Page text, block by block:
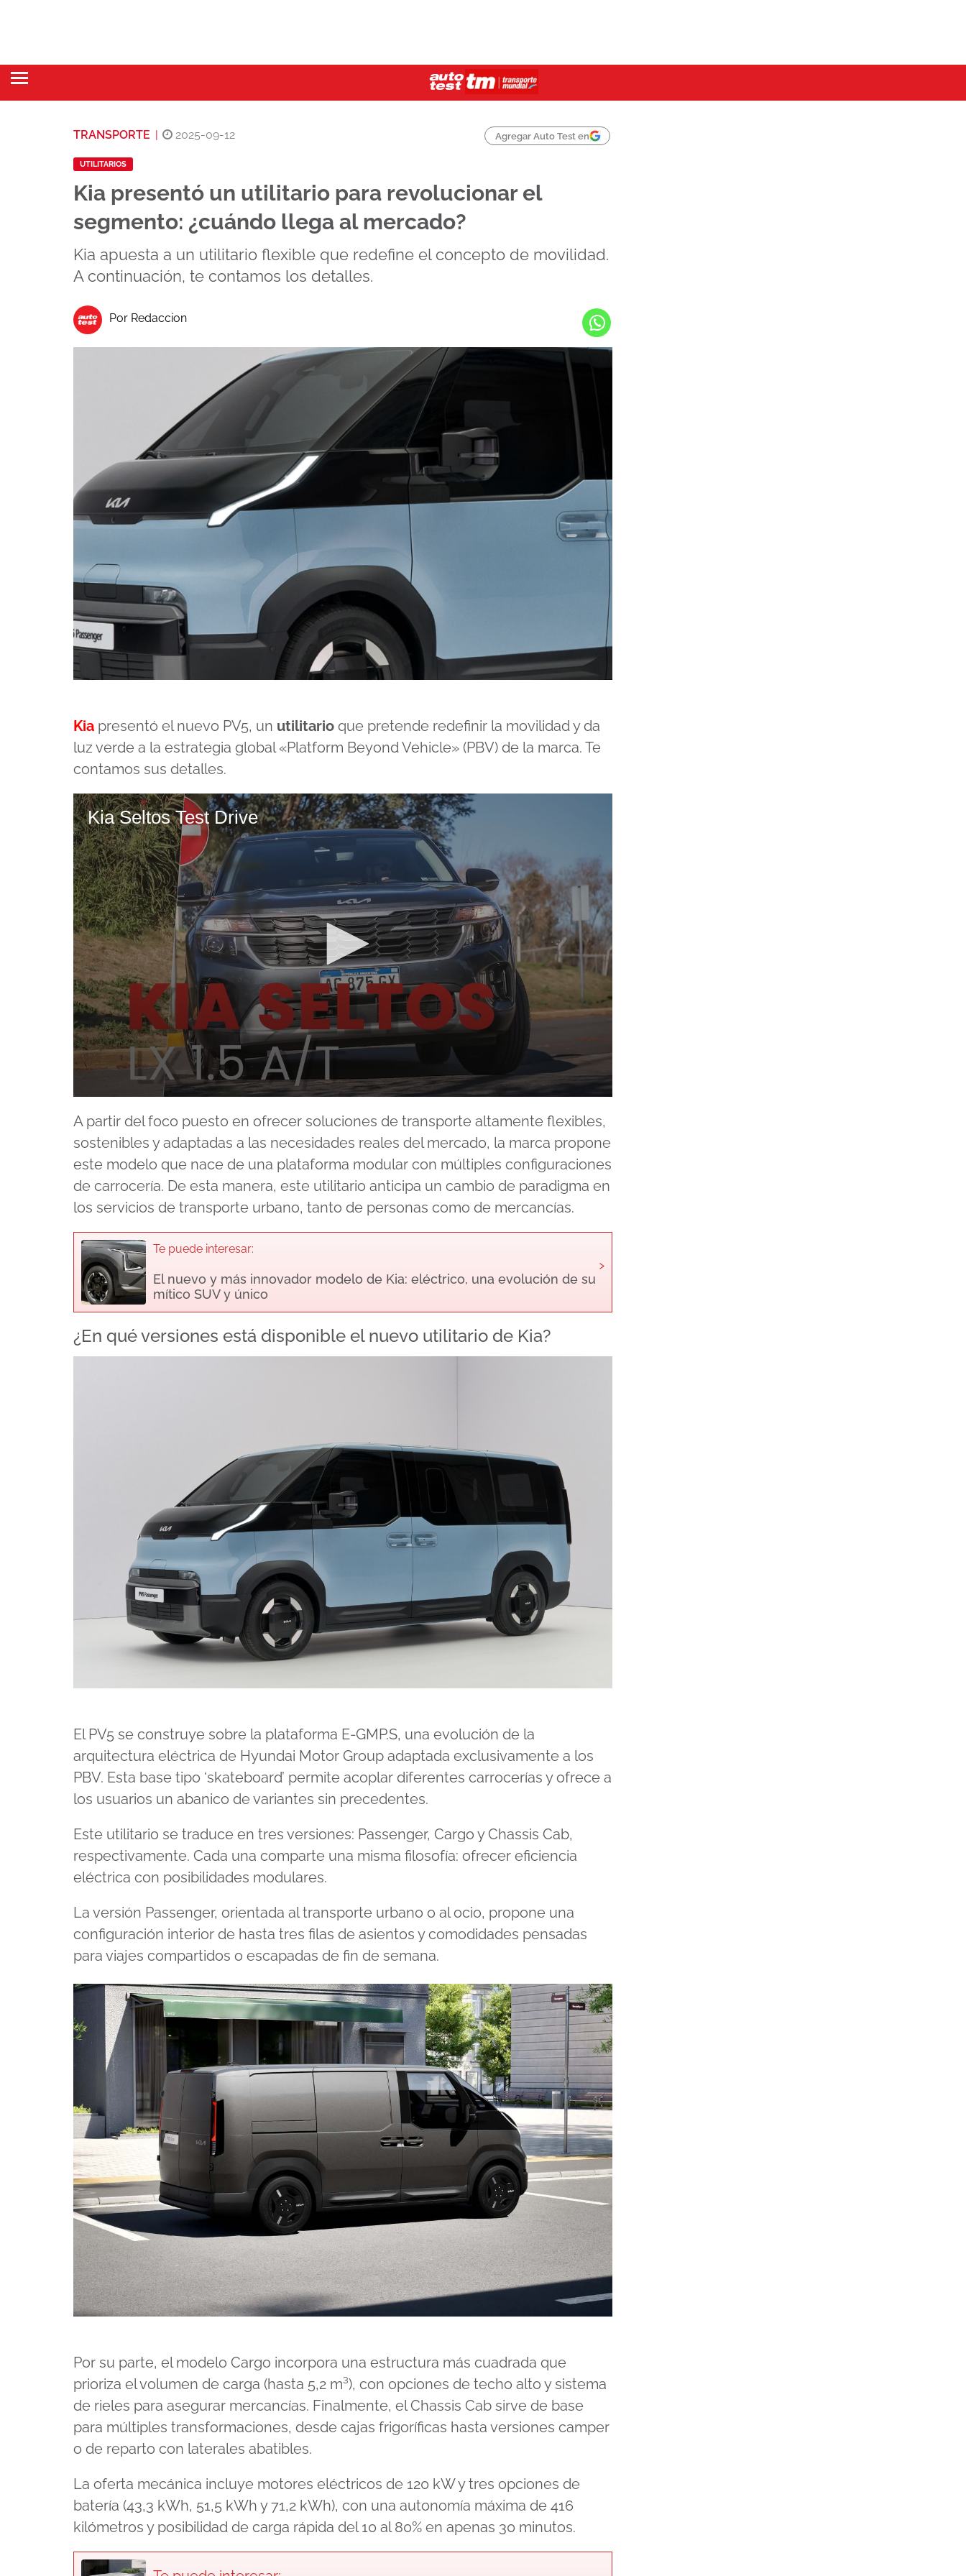
TRANSPORTE 2025-09-12 Agregar Auto Test en
UTILITARIOS
Kia presentó un utilitario para revolucionar el
segmento: ¿cuándo llega al mercado?
Kia apuesta a un utilitario flexible que redefine el concepto de movilidad.
A continuación, te contamos los detalles.
Por Redaccion
Kia presentó el nuevo PV5, un utilitario que pretende redefinir la movilidad y da
luz verde a la estrategia global «Platform Beyond Vehicle» (PBV) de la marca. Te
contamos sus detalles.
Kia Seltos Test Drive
seconds
of
minutes,
31
seconds Volume
90%
A partir del foco puesto en ofrecer soluciones de transporte altamente flexibles,
sostenibles y adaptadas a las necesidades reales del mercado, la marca propone
este modelo que nace de una plataforma modular con múltiples configuraciones
de carrocería. De esta manera, este utilitario anticipa un cambio de paradigma en
los servicios de transporte urbano, tanto de personas como de mercancías.
Te puede interesar:
El nuevo y más innovador modelo de Kia: eléctrico, una evolución de su
mítico SUV y único
›
¿En qué versiones está disponible el nuevo utilitario de Kia?
El PV5 se construye sobre la plataforma E-GMP.S, una evolución de la
arquitectura eléctrica de Hyundai Motor Group adaptada exclusivamente a los
PBV. Esta base tipo ‘skateboard’ permite acoplar diferentes carrocerías y ofrece a
los usuarios un abanico de variantes sin precedentes.
Este utilitario se traduce en tres versiones: Passenger, Cargo y Chassis Cab,
respectivamente. Cada una comparte una misma filosofía: ofrecer eficiencia
eléctrica con posibilidades modulares.
La versión Passenger, orientada al transporte urbano o al ocio, propone una
configuración interior de hasta tres filas de asientos y comodidades pensadas
para viajes compartidos o escapadas de fin de semana.
Por su parte, el modelo Cargo incorpora una estructura más cuadrada que
prioriza el volumen de carga (hasta 5,2 m³), con opciones de techo alto y sistema
de rieles para asegurar mercancías. Finalmente, el Chassis Cab sirve de base
para múltiples transformaciones, desde cajas frigoríficas hasta versiones camper
o de reparto con laterales abatibles.
La oferta mecánica incluye motores eléctricos de 120 kW y tres opciones de
batería (43,3 kWh, 51,5 kWh y 71,2 kWh), con una autonomía máxima de 416
kilómetros y posibilidad de carga rápida del 10 al 80% en apenas 30 minutos.